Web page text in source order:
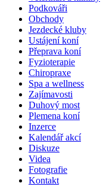
Podkováři
Obchody
Jezdecké kluby
Ustájení koní
Přeprava koní
Fyzioterapie
Chiropraxe
Spa a wellness
Zajímavosti
Duhový most
Plemena koní
Inzerce
Kalendář akcí
Diskuze
Videa
Fotografie
Kontakt